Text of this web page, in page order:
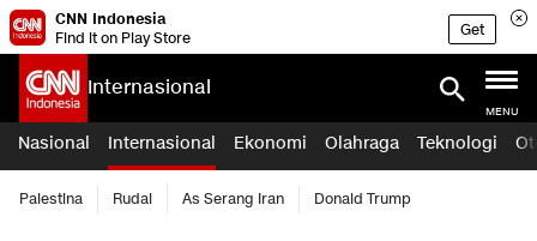
CNN Indonesia
Find it on Play Store
Get
Internasional
MENU
Nasional Internasional Ekonomi Olahraga Teknologi
Palestina Rudal As Serang Iran Donald Trump